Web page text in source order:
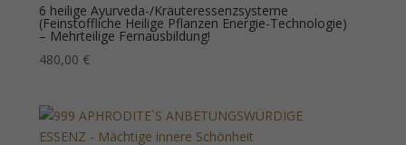
6 heilige Ayurveda-/Kräuteressenzsysteme
(Feinstoffliche Heilige Pflanzen Energie-Technologie)
– Mehrteilige Fernausbildung!
480,00 €